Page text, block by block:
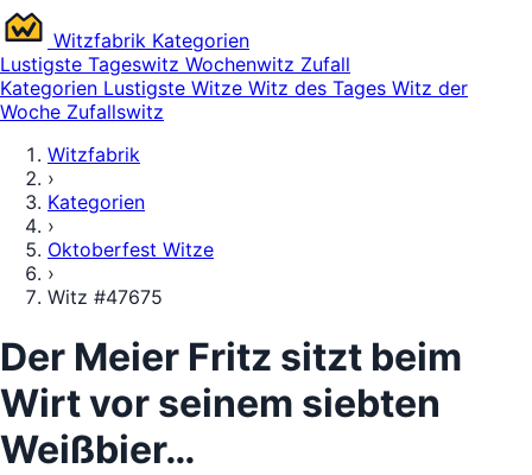
Witzfabrik Kategorien
Lustigste Tageswitz Wochenwitz Zufall
Kategorien Lustigste Witze Witz des Tages Witz der
Woche Zufallswitz
Witzfabrik
›
Kategorien
›
Oktoberfest Witze
›
Witz #47675
Der Meier Fritz sitzt beim
Wirt vor seinem siebten
Weißbier…